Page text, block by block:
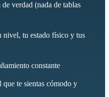
verdad (nada de tablas
nivel, tu estado físico y tus
constante
que te sientas cómodo y